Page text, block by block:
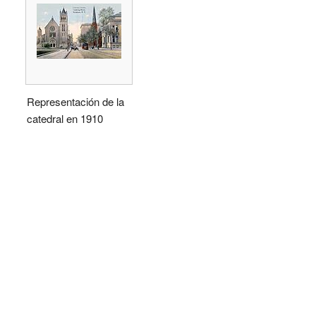
Representación de la
catedral en 1910